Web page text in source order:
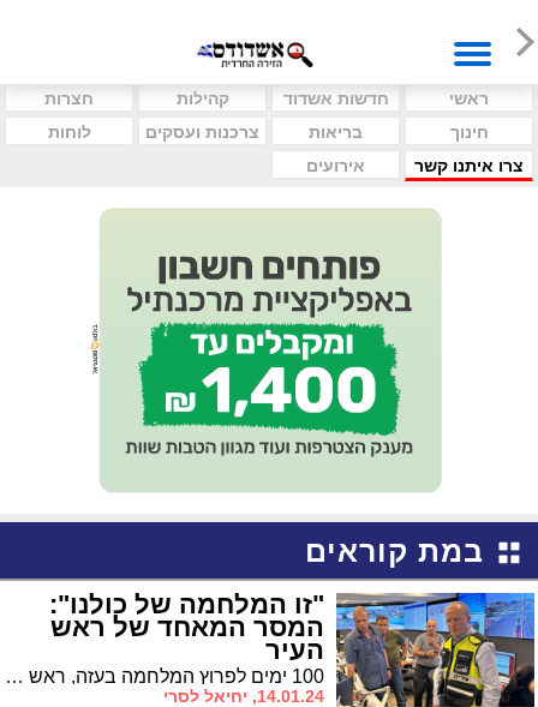
ראשי חדשות אשדוד קהילות
חצרות
חינוך
בריאות צרכנות ועסקים
לוחות
צרו איתנו קשר
אירועים
במת קוראים
"זו המלחמה של כולנו":
המסר המאחד של ראש
העיר
100 ימים לפרוץ המלחמה בעזה, ראש העיר ד"ר יחיאל לסרי במסר של אחדות לתושבים: "אסור לנו לשכוח איך דקות אחרי היוודע הטבח, נזכרנו שאנו עם אחד, חילונים דתיים וחרדים, צעירים וותיקים, אשכנזים וחילונים, ימין שמאל ומרכז". דבריו של ראש העיר
14.01.24, יחיאל לסרי